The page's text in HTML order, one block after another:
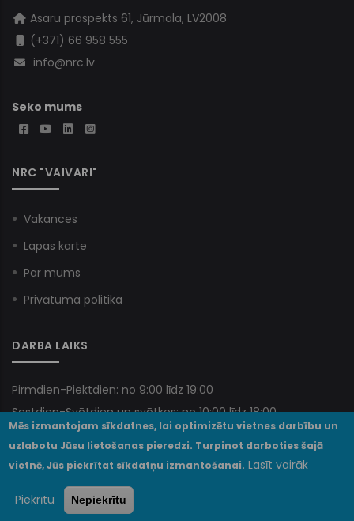
Asaru prospekts 61, Jūrmala, LV2008
(+371) 66 958 555
info@nrc.lv
Seko mums
NRC "VAIVARI"
Vakances
Lapas karte
Par mums
Privātuma politika
DARBA LAIKS
Pirmdien-Piektdien: no 9:00 līdz 19:00
Sestdien-Svētdien un svētkos: no 10:00 līdz 18:00
© VSIA NRC "Vaivari" 2025. Visas tiesības paturētas.
Mēs izmantojam sīkdatnes, lai optimizētu vietnes darbību un
uzlabotu Jūsu lietošanas pieredzi. Turpinot darboties šajā
vietnē, Jūs piekrītat sīkdatņu izmantošanai. Lasīt vairāk
Piekrītu Nepiekrītu